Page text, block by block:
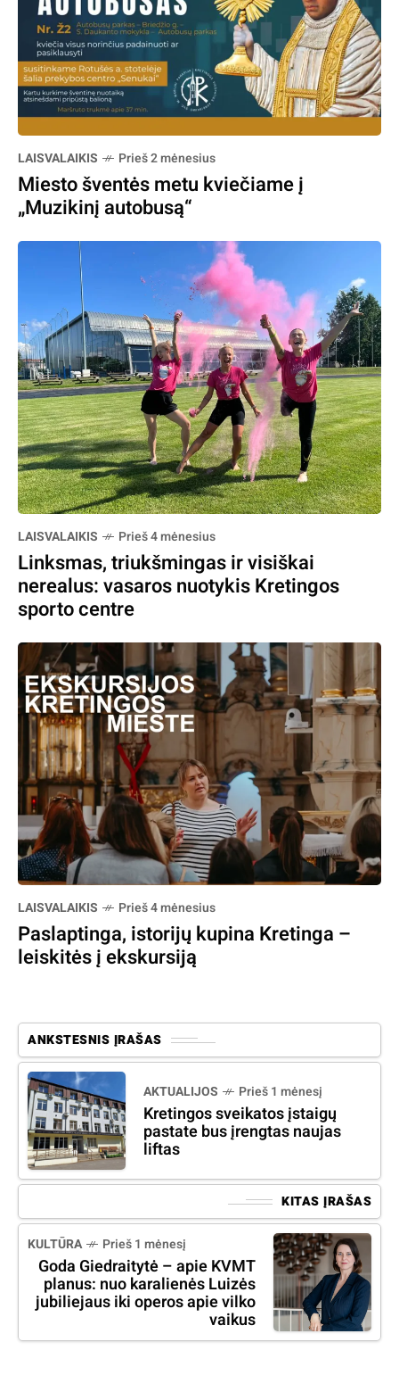
LAISVALAIKIS Prieš 2 mėnesius
Miesto šventės metu kviečiame į
„Muzikinį autobusą“
LAISVALAIKIS Prieš 4 mėnesius
Linksmas, triukšmingas ir visiškai
nerealus: vasaros nuotykis Kretingos
sporto centre
LAISVALAIKIS Prieš 4 mėnesius
Paslaptinga, istorijų kupina Kretinga –
leiskitės į ekskursiją
ANKSTESNIS ĮRAŠAS
AKTUALIJOS Prieš 1 mėnesį
Kretingos sveikatos įstaigų
pastate bus įrengtas naujas
liftas
KITAS ĮRAŠAS
KULTŪRA Prieš 1 mėnesį
Goda Giedraitytė – apie KVMT
planus: nuo karalienės Luizės
jubiliejaus iki operos apie vilko
vaikus